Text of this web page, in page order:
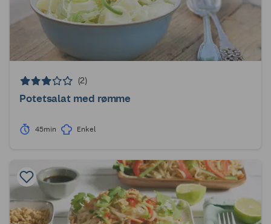
(2)
Potetsalat med rømme
45min Enkel